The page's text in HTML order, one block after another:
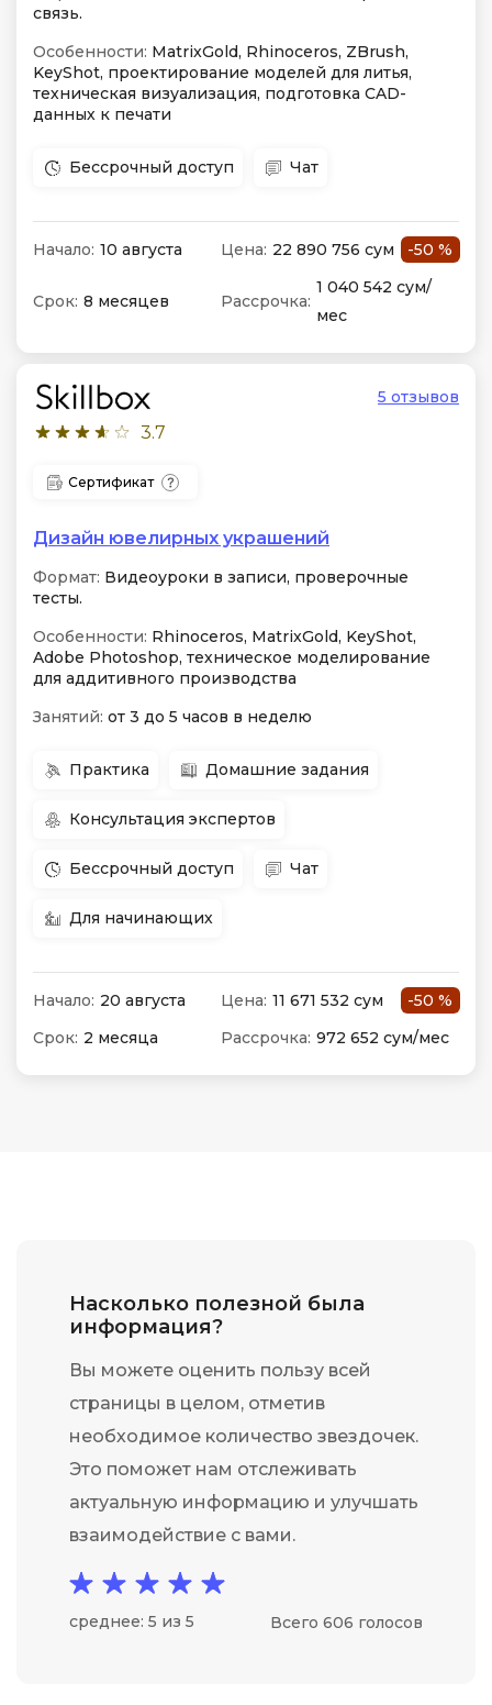
связь.
Особенности: MatrixGold, Rhinoceros, ZBrush,
KeyShot, проектирование моделей для литья,
техническая визуализация, подготовка CAD-
данных к печати
Бессрочный доступ Чат
Начало: 10 августа Цена: 22 890 756 сум -50 %
Срок: 8 месяцев Рассрочка:
1 040 542 сум/
мес
3.7
5 отзывов
Сертификат
Дизайн ювелирных украшений
Формат: Видеоуроки в записи, проверочные
тесты.
Особенности: Rhinoceros, MatrixGold, KeyShot,
Adobe Photoshop, техническое моделирование
для аддитивного производства
Занятий: от 3 до 5 часов в неделю
Практика Домашние задания
Консультация экспертов
Бессрочный доступ Чат
Для начинающих
Начало: 20 августа Цена: 11 671 532 сум
-50 %
Срок: 2 месяца Рассрочка: 972 652 сум/мес
Насколько полезной была
информация?
Вы можете оценить пользу всей
страницы в целом, отметив
необходимое количество звездочек.
Это поможет нам отслеживать
актуальную информацию и улучшать
взаимодействие с вами.
среднее: 5 из 5 Всего 606 голосов